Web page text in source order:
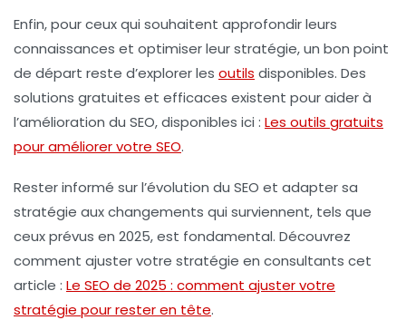
Enfin, pour ceux qui souhaitent approfondir leurs
connaissances et optimiser leur stratégie, un bon point
de départ reste d’explorer les outils disponibles. Des
solutions gratuites et efficaces existent pour aider à
l’amélioration du SEO, disponibles ici : Les outils gratuits
pour améliorer votre SEO.
Rester informé sur l’évolution du SEO et adapter sa
stratégie aux changements qui surviennent, tels que
ceux prévus en 2025, est fondamental. Découvrez
comment ajuster votre stratégie en consultants cet
article : Le SEO de 2025 : comment ajuster votre
stratégie pour rester en tête.